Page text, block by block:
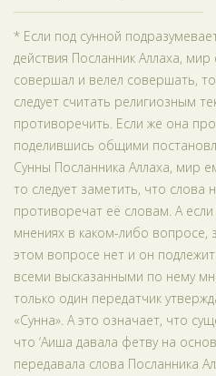
* Если под сунной
действия Посланник Аллаха,
совершал и велел совершать,
следует считать религиозным
противоречить. Если же она
поделившись общими
Сунны Посланника Аллаха, мир
то следует заметить, что слова
противоречат её словам. А
мнениях в каком-либо вопросе,
этом вопросе нет и он
всеми высказанными по нему
только один передатчик
«Сунна». А это означает, что
что ‘Аиша давала фетву на
передавала слова Посланника